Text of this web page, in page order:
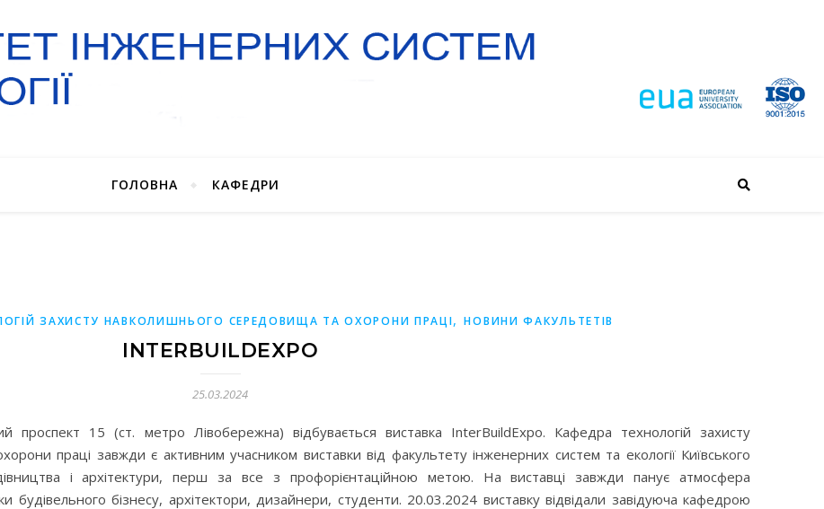
ГОЛОВНА КАФЕДРИ
ЗАХИСТУ НАВКОЛИШНЬОГО СЕРЕДОВИЩА ТА ОХОРОНИ ПРАЦІ,НОВИНИ ФАКУЛЬТЕТІВ
INTERBUILDEXPO
25.03.2024
15 (ст. метро Лівобережна) відбувається виставка InterBuildExpo. Кафедра технологій захисту
праці завжди є активним учасником виставки від факультету інженерних систем та екології Київського
і архітектури, перш за все з профорієнтаційною метою. На виставці завжди панує атмосфера
будівельного бізнесу, архітектори, дизайнери, студенти. 20.03.2024 виставку відвідали завідуюча кафедрою